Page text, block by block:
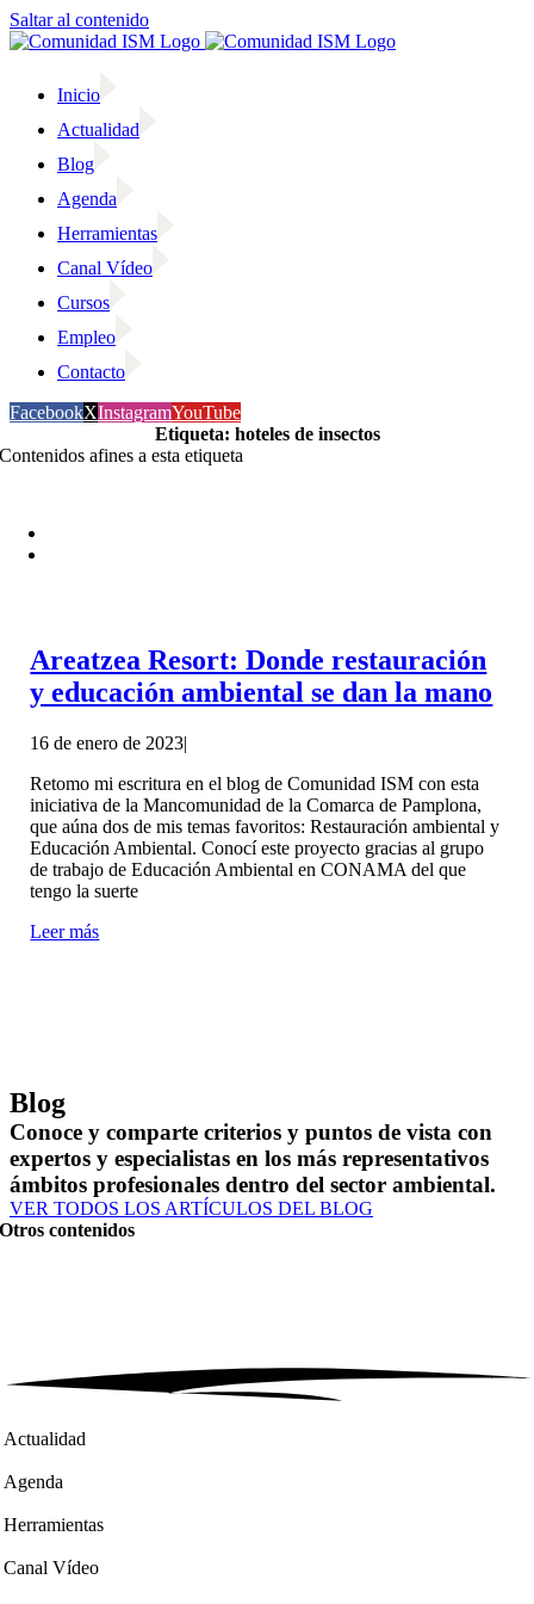
Saltar al contenido
Inicio
Actualidad
Blog
Agenda
Herramientas
Canal Vídeo
Cursos
Empleo
Contacto
FacebookXInstagramYouTube
Etiqueta: hoteles de insectos
Contenidos afines a esta etiqueta
Areatzea Resort: Donde restauración
y educación ambiental se dan la mano
16 de enero de 2023|
Retomo mi escritura en el blog de Comunidad ISM con esta
iniciativa de la Mancomunidad de la Comarca de Pamplona,
que aúna dos de mis temas favoritos: Restauración ambiental y
Educación Ambiental. Conocí este proyecto gracias al grupo
de trabajo de Educación Ambiental en CONAMA del que
tengo la suerte
Leer más
Blog
Conoce y comparte criterios y puntos de vista con
expertos y especialistas en los más representativos
ámbitos profesionales dentro del sector ambiental.
VER TODOS LOS ARTÍCULOS DEL BLOG
Otros contenidos
Actualidad
Agenda
Herramientas
Canal Vídeo